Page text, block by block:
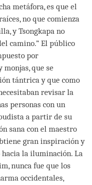
metáfora, es que el
no que comienza
y Tsongkapa no
camino.” El público
por
que se
tántrica y que como
revisar la
personas con un
a partir de su
sana con el maestro
gran inspiración y
la iluminación. La
nunca fue que los
occidentales,